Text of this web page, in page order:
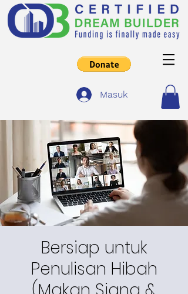
Masuk
Bersiap untuk
Penulisan Hibah